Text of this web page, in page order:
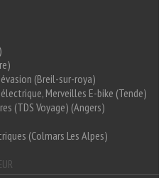
(Breil-sur-roya)
Merveilles E-bike (Tende)
(TDS Voyage) (Angers)
(Colmars Les Alpes)